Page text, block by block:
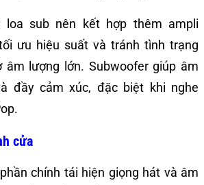
loa sub nên kết hợp thêm ampli
ưu hiệu suất và tránh tình trạng
âm lượng lớn. Subwoofer giúp âm
đầy cảm xúc, đặc biệt khi nghe
cửa
chính tái hiện giọng hát và âm